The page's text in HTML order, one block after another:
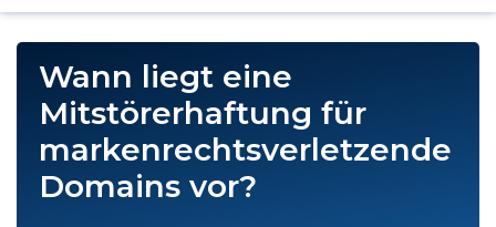
Wann liegt eine
Mitstörerhaftung für
markenrechtsverletzende
Domains vor?